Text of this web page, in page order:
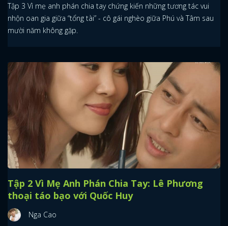
Tập 3 Vì mẹ anh phán chia tay chứng kiến những tương tác vui
nhộn oan gia giữa “tổng tài” - cô gái nghèo giữa Phú và Tâm sau
mười năm không gặp.
Tập 2 Vì Mẹ Anh Phán Chia Tay: Lê Phương
thoại táo bạo với Quốc Huy
Nga Cao